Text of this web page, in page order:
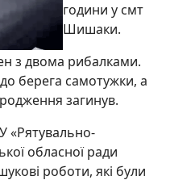
години у смт
Шишаки.
з двома рибалками.
берега самотужки, а
загинув.
«Рятувально-
обласної ради
роботи, які були